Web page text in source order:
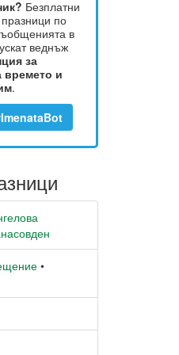
Безплатни
празници по
в
веднъж
за
времето и
.
•